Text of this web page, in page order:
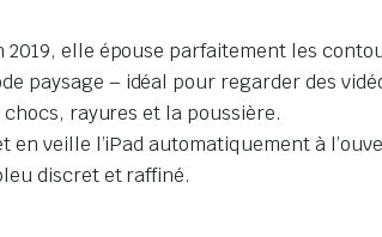
2019, elle épouse parfaitement les
paysage – idéal pour regarder des
rayures et la poussière.
veille l’iPad automatiquement à
discret et raffiné.